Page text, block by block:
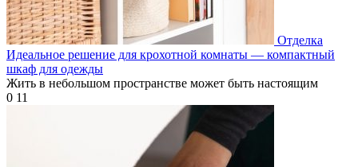
Отделка
Идеальное решение для крохотной комнаты — компактный
шкаф для одежды
Жить в небольшом пространстве может быть настоящим
0 11